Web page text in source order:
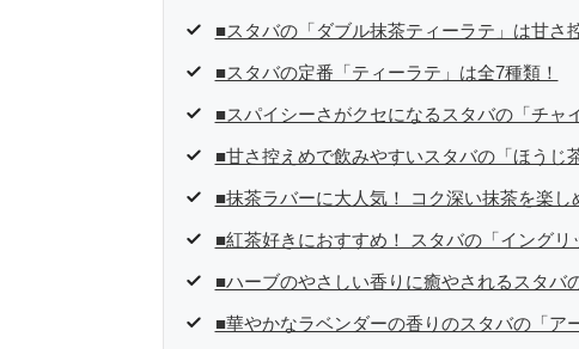
■スタバの「ダブル抹茶ティーラテ」は甘さ
■スタバの定番「ティーラテ」は全7種類！
■スパイシーさがクセになるスタバの「チャ
■甘さ控えめで飲みやすいスタバの「ほうじ
■抹茶ラバーに大人気！ コク深い抹茶を楽し
■紅茶好きにおすすめ！ スタバの「イングリ
■ハーブのやさしい香りに癒やされるスタバ
■華やかなラベンダーの香りのスタバの「ア